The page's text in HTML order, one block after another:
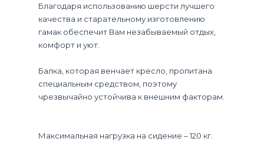
Благодаря использованию шерсти лучшего
качества и старательному изготовлению
гамак обеспечит Вам незабываемый отдых,
комфорт и уют.
Балка, которая венчает кресло, пропитана
специальным средством, поэтому
чрезвычайно устойчива к внешним факторам.
Максимальная нагрузка на сидение – 120 кг.